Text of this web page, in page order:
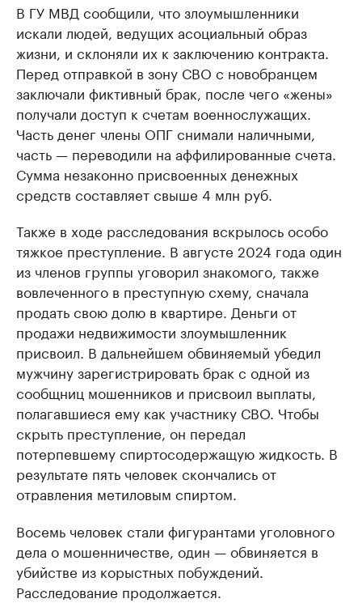
В ГУ МВД сообщили, что злоумышленники
искали людей, ведущих асоциальный образ
жизни, и склоняли их к заключению контракта.
Перед отправкой в зону СВО с новобранцем
заключали фиктивный брак, после чего «жены»
получали доступ к счетам военнослужащих.
Часть денег члены ОПГ снимали наличными,
часть — переводили на аффилированные счета.
Сумма незаконно присвоенных денежных
средств составляет свыше 4 млн руб.
Также в ходе расследования вскрылось особо
тяжкое преступление. В августе 2024 года один
из членов группы уговорил знакомого, также
вовлеченного в преступную схему, сначала
продать свою долю в квартире. Деньги от
продажи недвижимости злоумышленник
присвоил. В дальнейшем обвиняемый убедил
мужчину зарегистрировать брак с одной из
сообщниц мошенников и присвоил выплаты,
полагавшиеся ему как участнику СВО. Чтобы
скрыть преступление, он передал
потерпевшему спиртосодержащую жидкость. В
результате пять человек скончались от
отравления метиловым спиртом.
Восемь человек стали фигурантами уголовного
дела о мошенничестве, один — обвиняется в
убийстве из корыстных побуждений.
Расследование продолжается.